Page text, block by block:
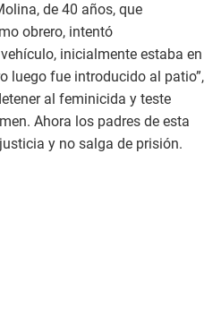
de 40 años, que
obrero, intentó
inicialmente estaba en
luego fue introducido al patio”,
al feminicida y teste
Ahora los padres de esta
y no salga de prisión.